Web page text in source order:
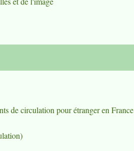
de circulation pour étranger en France